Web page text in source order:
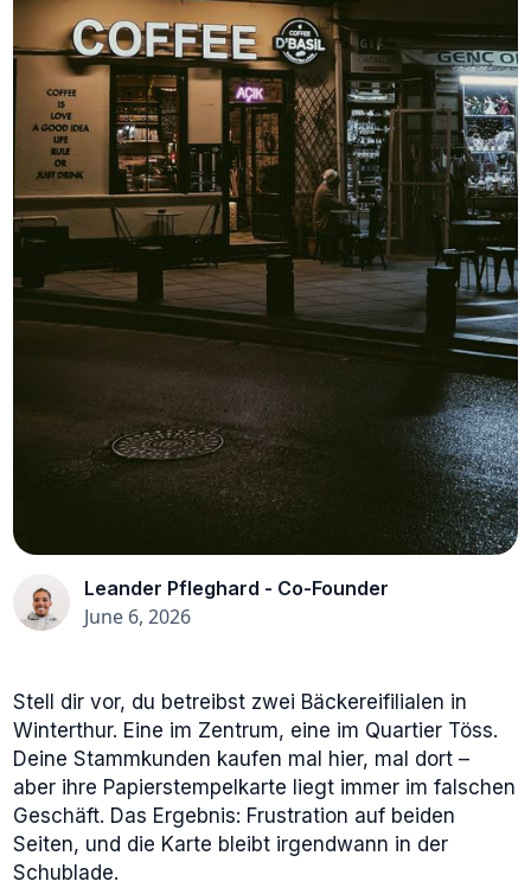
Leander Pfleghard - Co-Founder
June 6, 2026
Stell dir vor, du betreibst zwei Bäckereifilialen in
Winterthur. Eine im Zentrum, eine im Quartier Töss.
Deine Stammkunden kaufen mal hier, mal dort –
aber ihre Papierstempelkarte liegt immer im falschen
Geschäft. Das Ergebnis: Frustration auf beiden
Seiten, und die Karte bleibt irgendwann in der
Schublade.